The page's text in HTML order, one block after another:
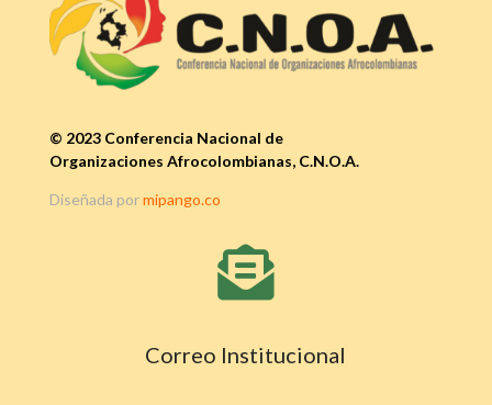
© 2023 Conferencia Nacional de
Organizaciones Afrocolombianas, C.N.O.A.
Diseñada pormipango.co

Correo Institucional